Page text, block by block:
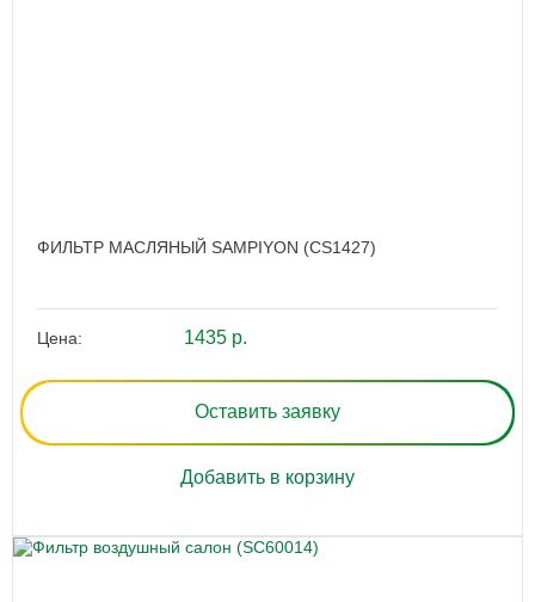
ФИЛЬТР МАСЛЯНЫЙ SAMPIYON (CS1427)
Цена: 1435 р.
Оставить заявку
Добавить в корзину